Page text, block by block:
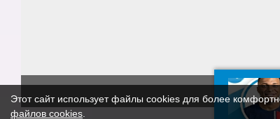
О нас
Этот сайт использует файлы cookies для более
файлов cookies